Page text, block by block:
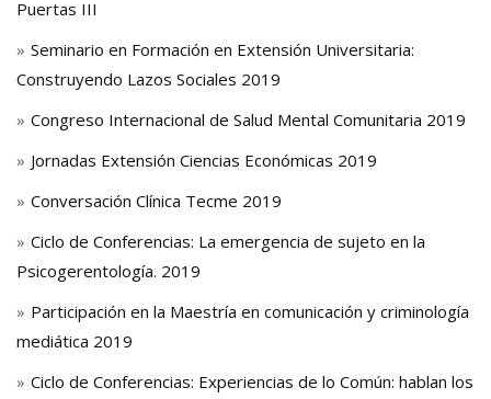
Puertas III
Seminario en Formación en Extensión Universitaria:
Construyendo Lazos Sociales 2019
Congreso Internacional de Salud Mental Comunitaria 2019
Jornadas Extensión Ciencias Económicas 2019
Conversación Clínica Tecme 2019
Ciclo de Conferencias: La emergencia de sujeto en la
Psicogerentología. 2019
Participación en la Maestría en comunicación y criminología
mediática 2019
Ciclo de Conferencias: Experiencias de lo Común: hablan los